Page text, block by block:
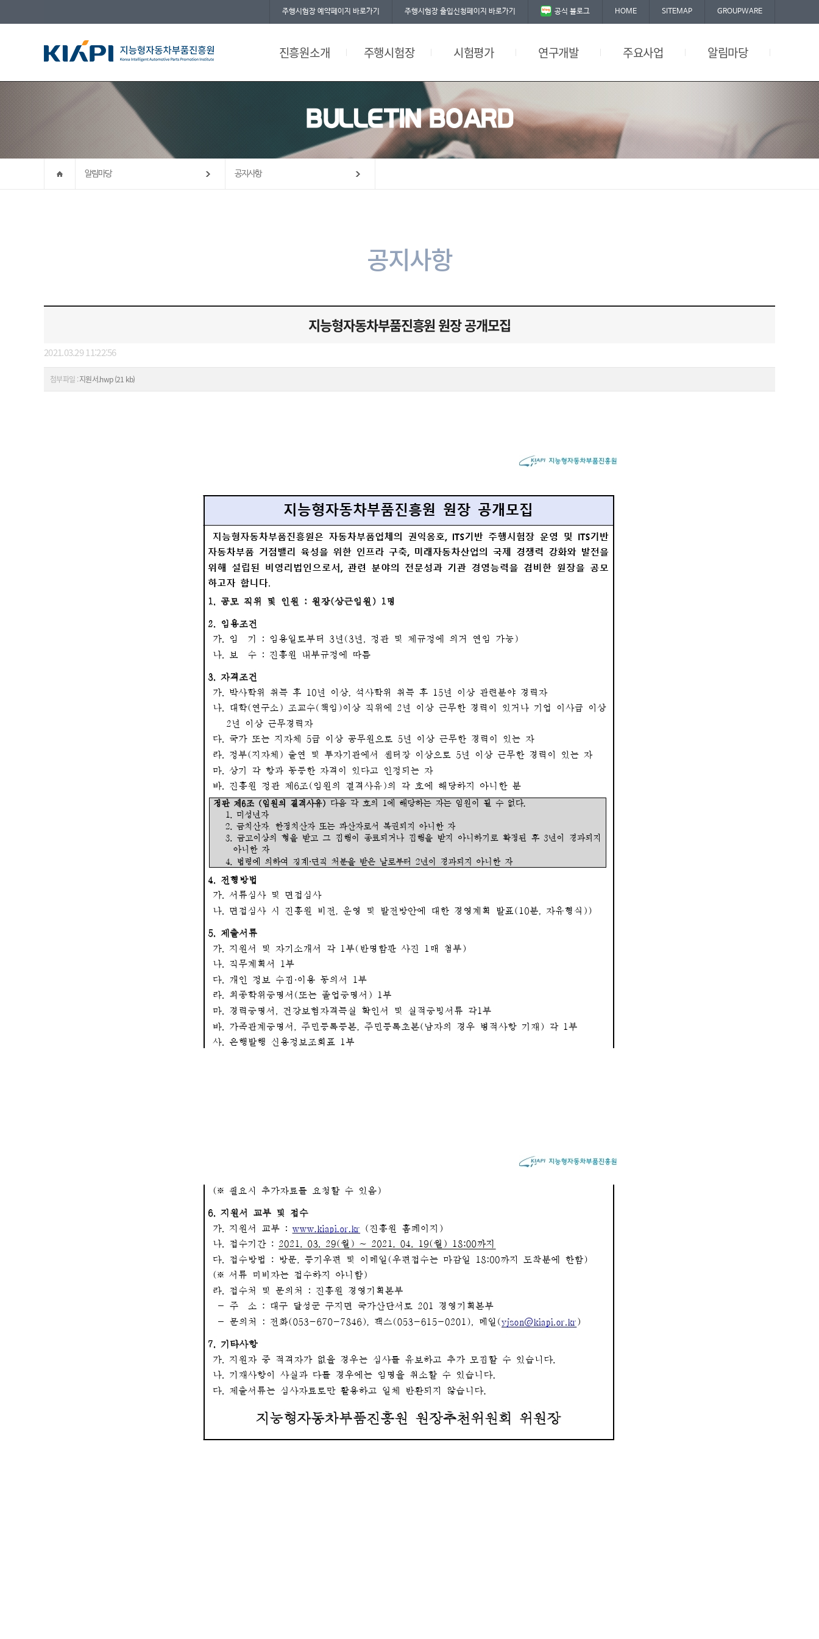
주행시험장 예약페이지 바로가기 주행시험장 출입신청페이지 바로가기 공식 블로그 HOME SITEMAP GROUPWARE
진흥원소개
찾아오시는길
주행시험장
자율주행시험
워크숍
시험평가
공평성 선언문
연구개발 주요사업 알림마당
BULLETIN BOARD
알림마당 공지사항
공지사항
지능형자동차부품진흥원 원장 공개모집
2021.03.29 11:22:56
첨부파일 :지원서.hwp (21 kb)